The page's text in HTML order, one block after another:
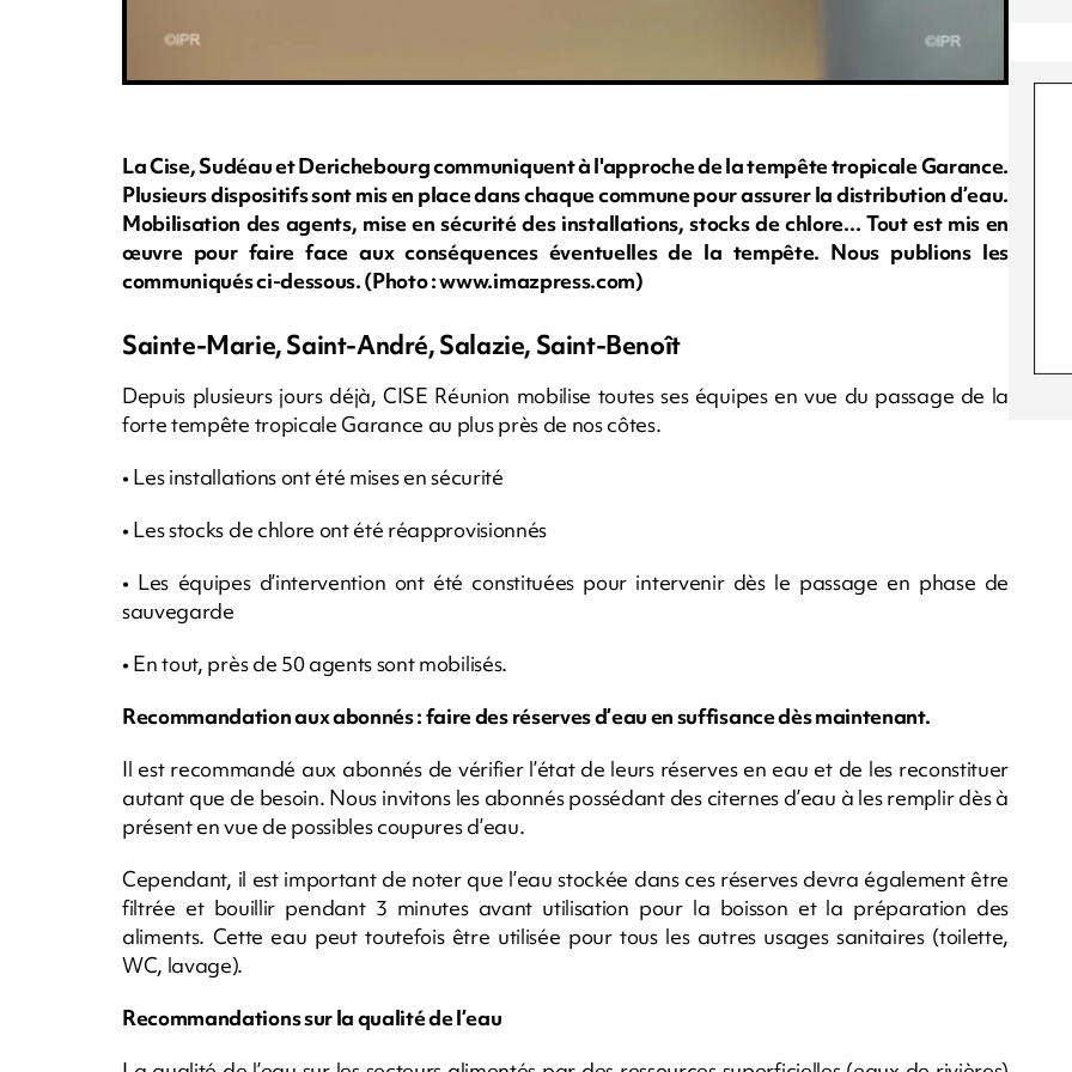
La Cise, Sudéau et Derichebourg communiquent à l'approche de la tempête tropicale Garance.
Plusieurs dispositifs sont mis en place dans chaque commune pour assurer la distribution d’eau.
Mobilisation des agents, mise en sécurité des installations, stocks de chlore... Tout est mis en
œuvre pour faire face aux conséquences éventuelles de la tempête. Nous publions les
communiqués ci-dessous. (Photo : www.imazpress.com)
Sainte-Marie, Saint-André, Salazie, Saint-Benoît
Depuis plusieurs jours déjà, CISE Réunion mobilise toutes ses équipes en vue du passage de la
forte tempête tropicale Garance au plus près de nos côtes.
• Les installations ont été mises en sécurité
• Les stocks de chlore ont été réapprovisionnés
• Les équipes d’intervention ont été constituées pour intervenir dès le passage en phase de
sauvegarde
• En tout, près de 50 agents sont mobilisés.
Recommandation aux abonnés : faire des réserves d’eau en suffisance dès maintenant.
Il est recommandé aux abonnés de vérifier l’état de leurs réserves en eau et de les reconstituer
autant que de besoin. Nous invitons les abonnés possédant des citernes d’eau à les remplir dès à
présent en vue de possibles coupures d’eau.
Cependant, il est important de noter que l’eau stockée dans ces réserves devra également être
filtrée et bouillir pendant 3 minutes avant utilisation pour la boisson et la préparation des
aliments. Cette eau peut toutefois être utilisée pour tous les autres usages sanitaires (toilette,
WC, lavage).
Recommandations sur la qualité de l’eau